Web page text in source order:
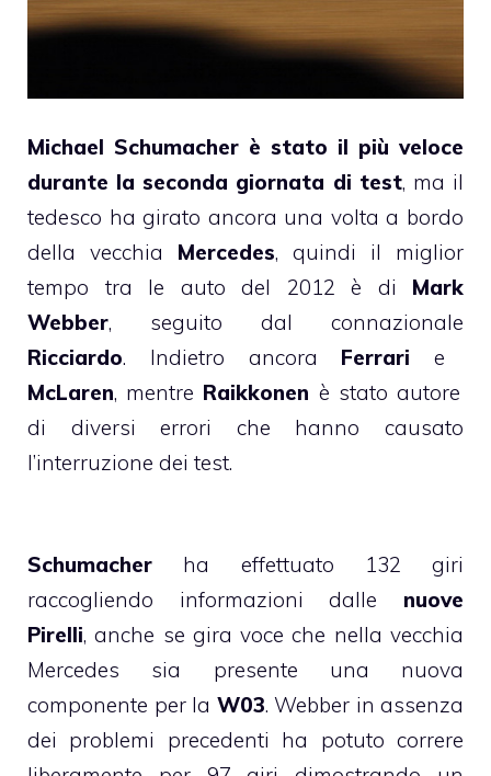
Michael Schumacher è stato il più veloce
durante la seconda giornata di test, ma il
tedesco ha girato ancora una volta a bordo
della vecchia Mercedes, quindi il miglior
tempo tra le auto del 2012 è di Mark
Webber, seguito dal connazionale
Ricciardo. Indietro ancora Ferrari e
McLaren, mentre Raikkonen è stato autore
di diversi errori che hanno causato
l’interruzione dei test.
Schumacher ha effettuato 132 giri
raccogliendo informazioni dalle nuove
Pirelli, anche se gira voce che nella vecchia
Mercedes sia presente una nuova
componente per la W03. Webber in assenza
dei problemi precedenti ha potuto correre